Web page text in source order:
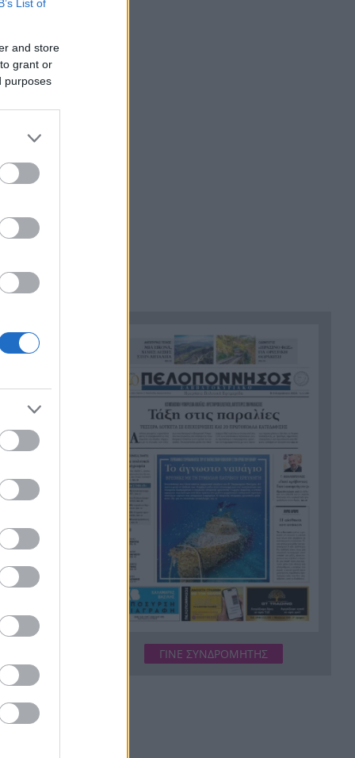
List of
and store
grant or
purposes
πως
τον
διαρκείας στον ΟΦΗ από την
κοιλιά της μάνας του!»
18:01
Τέθηκε υπό έλεγχο η φωτιά
στο Κιλκίς
Πρίγκιπας Ουίλιαμ και Χάρι:
Πότε συναντήθηκαν τελευταία
φορά – Στο μηδέν οι σχέσεις
τους
17:43
Κιλκίς: Φωτιά, επιχειρούν τρία
αεροσκάφη, 28 πυροσβέστες,
εθελοντές και 9 οχήματα
17:38 Αντόνιο Μπαντέρας: Γιατί
άφησε το Χόλιγουντ και
επέστρεψε στη Μάλαγα
Τραγωδία, ανασύρθηκε νεκρός
43χρονος από τη θάλασσα
ΓΙΝΕ ΣΥΝΔΡΟΜΗΤΗΣ